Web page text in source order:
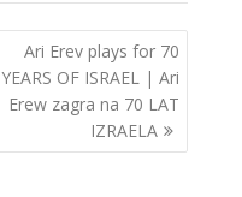
Ari Erev plays for 70
YEARS OF ISRAEL | Ari
Erew zagra na 70 LAT
IZRAELA